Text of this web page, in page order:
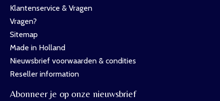
Klantenservice & Vragen
Vragen?
Sitemap
Made in Holland
Nieuwsbrief voorwaarden & condities
Reseller information
Abonneer je op onze nieuwsbrief